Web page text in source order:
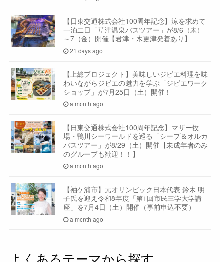
【日東交通株式会社100周年記念】涼を求めて
一泊二日「草津温泉バスツアー」が8/6（木）
～7（金）開催【君津・木更津発着あり】
21 days ago
【上総プロジェクト】美味しいジビエ料理を味
わいながらジビエの魅力を学ぶ「ジビエワーク
ショップ」が7月25日（土）開催！
a month ago
【日東交通株式会社100周年記念】マザー牧
場・鴨川シーワールドを巡る「シープ＆オルカ
バスツアー」が8/29（土）開催【未成年者のみ
のグループも歓迎！！】
a month ago
【袖ケ浦市】元オリンピック日本代表 鈴木 明
子氏を迎え令和8年度「第1回市民三学大学講
座」を7月4日（土）開催（事前申込不要）
a month ago
よくあるテーマから探す